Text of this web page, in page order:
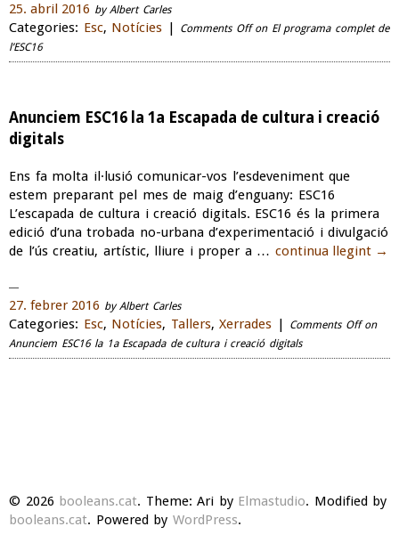
25. abril 2016 by Albert Carles
Categories: Esc, Notícies | Comments Offon El programa complet de
l’ESC16
Anunciem ESC16 la 1a Escapada de cultura i creació
digitals
Ens fa molta il·lusió comunicar-vos l’esdeveniment que
estem preparant pel mes de maig d’enguany: ESC16
L’escapada de cultura i creació digitals. ESC16 és la primera
edició d’una trobada no-urbana d’experimentació i divulgació
de l’ús creatiu, artístic, lliure i proper a … continua llegint →
27. febrer 2016 by Albert Carles
Categories: Esc, Notícies, Tallers, Xerrades | Comments Offon
Anunciem ESC16 la 1a Escapada de cultura i creació digitals
© 2026 booleans.cat. Theme: Ari by Elmastudio. Modified by
booleans.cat. Powered by WordPress.